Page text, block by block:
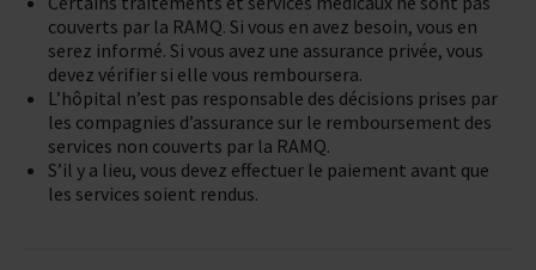
couverts par la RAMQ. Si vous en avez besoin, vous en
serez informé. Si vous avez une assurance privée, vous
devez vérifier si elle vous remboursera.
L’hôpital n’est pas responsable des décisions prises par
les compagnies d’assurance sur le remboursement des
services non couverts par la RAMQ.
S’il y a lieu, vous devez effectuer le paiement avant que
les services soient rendus.